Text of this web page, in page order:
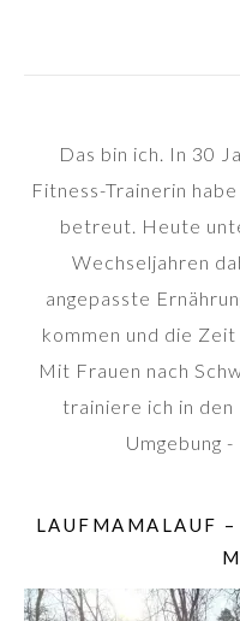
Das bin ich. In 30
Fitness-Trainerin
betreut. Heute
Wechseljahren
angepasste
kommen und die Zeit
Mit Frauen nach
trainiere ich in den
Umgebung
LAUFMAMALAUF